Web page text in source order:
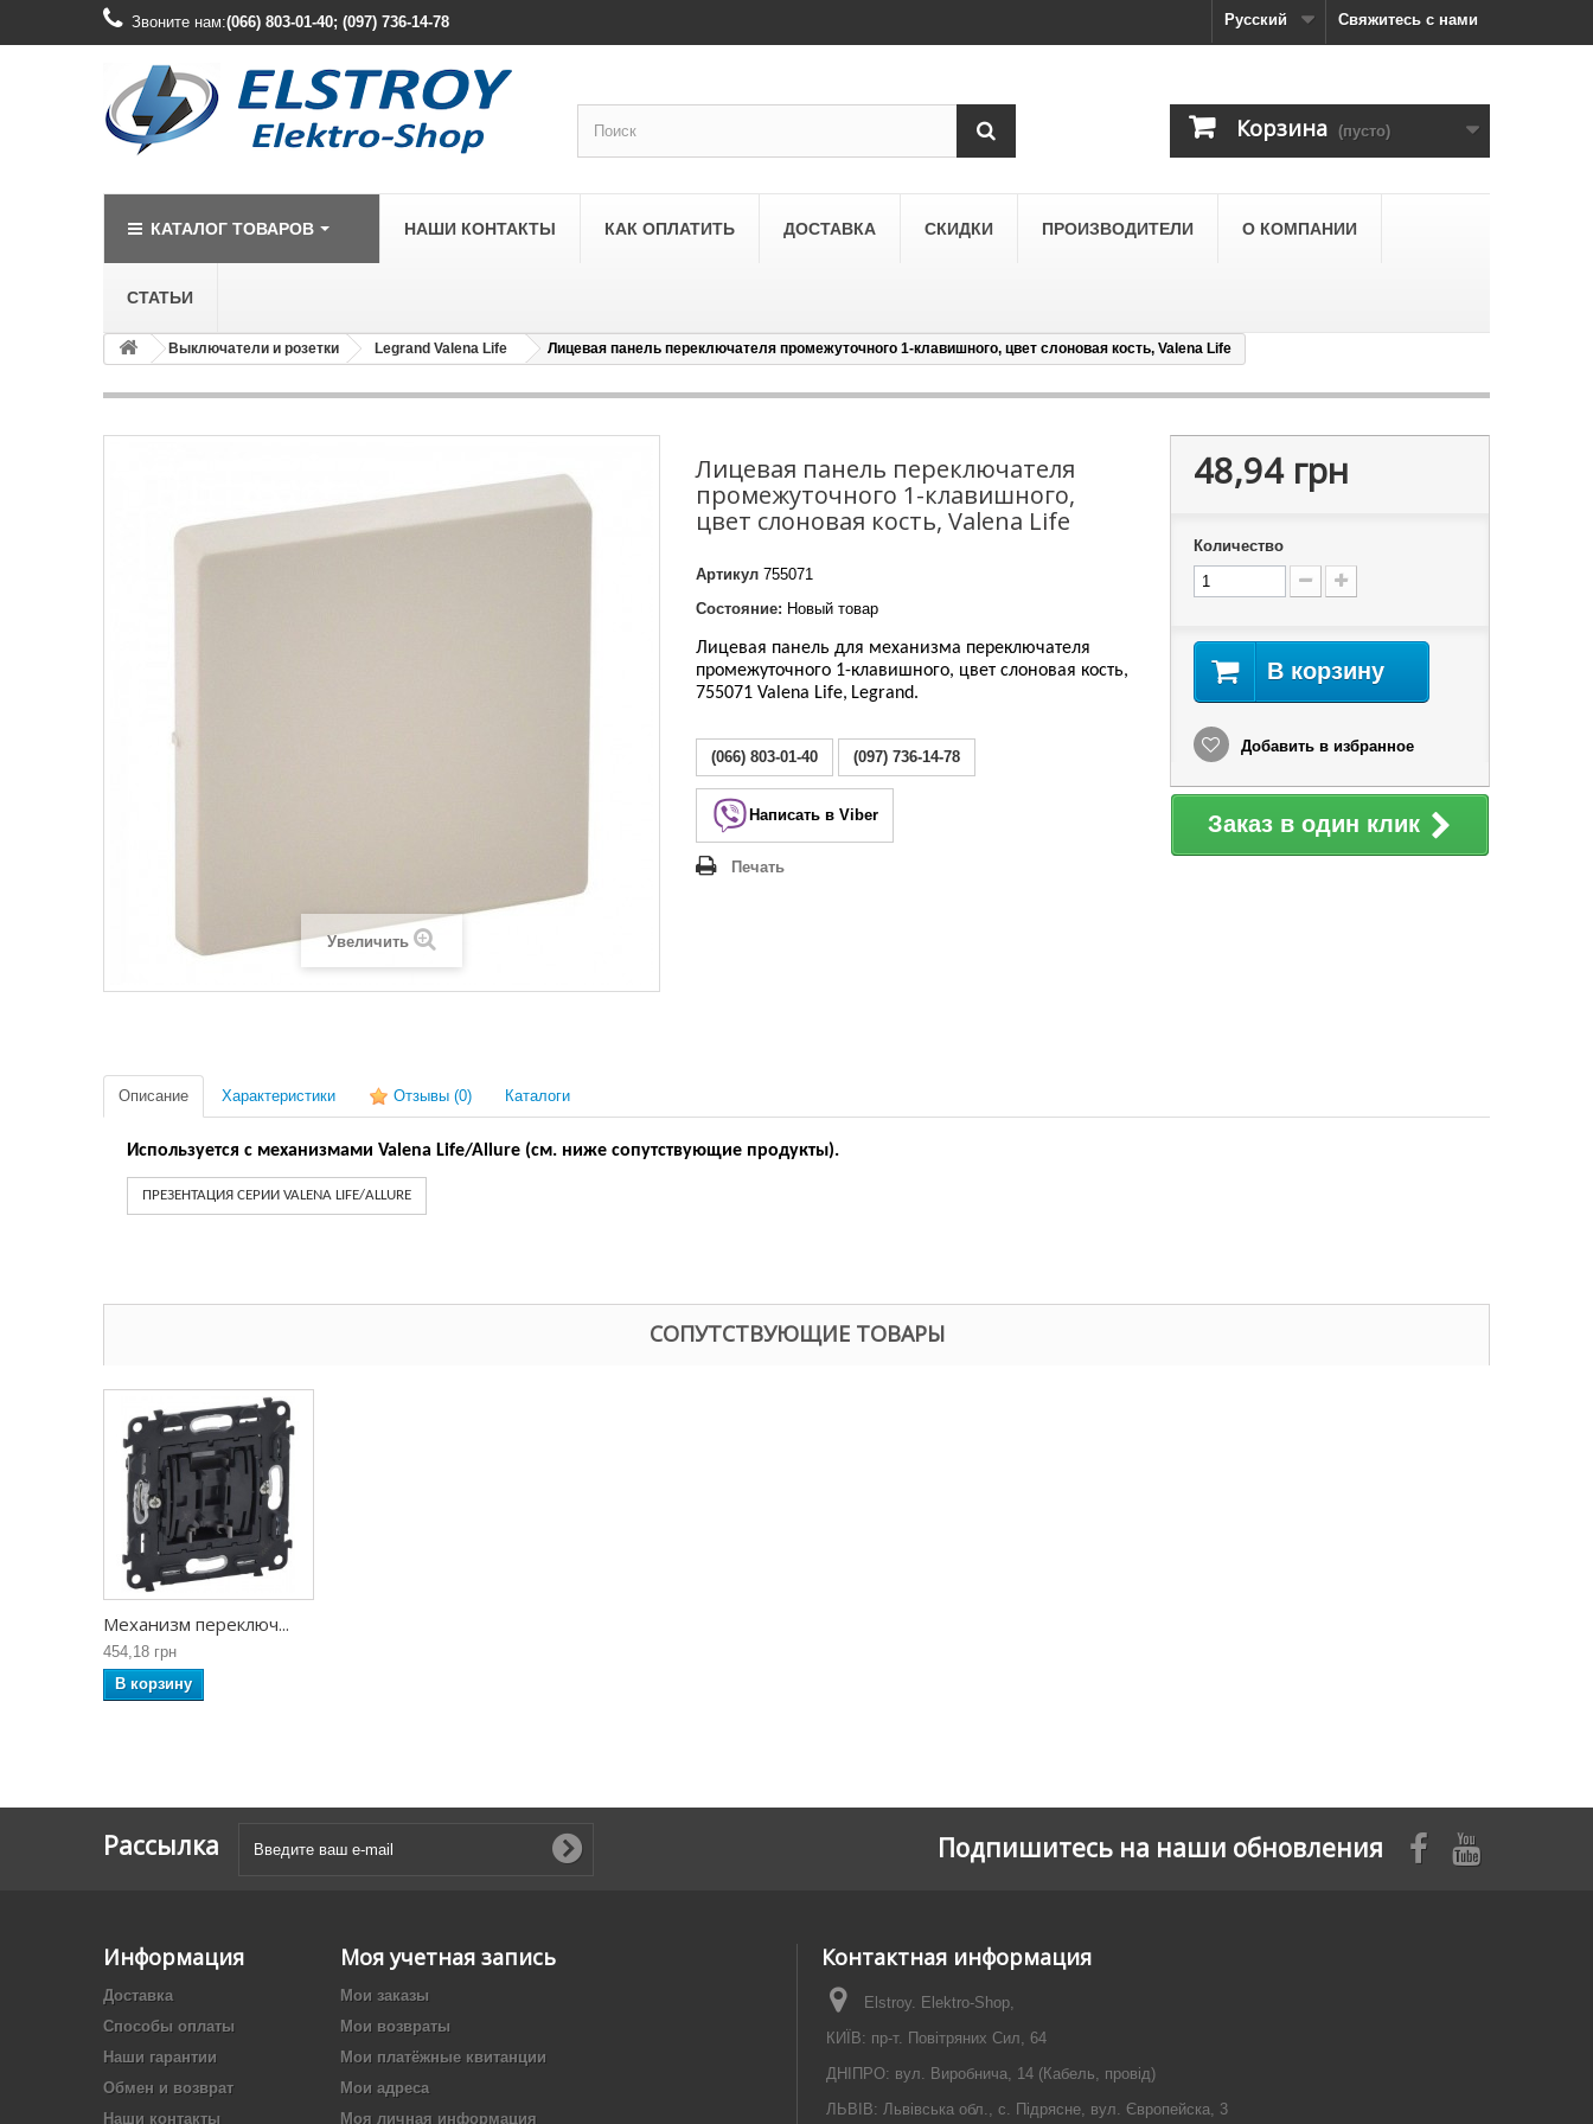
Свяжитесь с нами
Звоните нам:(066) 803-01-40; (097) 736-14-78 Русский
Корзина (пусто)
КАТАЛОГ ТОВАРОВ
LEGRAND
Legrand Etika
Legrand Forix
SCHNEIDER ELECTRIC
LEZARD
НАШИ КОНТАКТЫ КАК ОПЛАТИТЬ ДОСТАВКА СКИДКИ ПРОИЗВОДИТЕЛИ О КОМПАНИИ
СТАТЬИ
Выключатели и розетки Legrand Valena Life Лицевая панель переключателя промежуточного 1-клавишного, цвет слоновая кость, Valena Life
Увеличить
Лицевая панель переключателя
промежуточного 1-клавишного,
цвет слоновая кость, Valena Life
Артикул 755071
Состояние: Новый товар
Лицевая панель для механизма переключателя
промежуточного 1-клавишного, цвет слоновая кость,
755071 Valena Life, Legrand.
(066) 803-01-40 (097) 736-14-78
Написать в Viber
Печать
48,94 грн
Количество
В корзину
Добавить в избранное
Заказ в один клик
Описание Характеристики Отзывы (0) Каталоги
Используется с механизмами Valena Life/Allure (см. ниже сопутствующие продукты).
ПРЕЗЕНТАЦИЯ СЕРИИ VALENA LIFE/ALLURE
СОПУТСТВУЮЩИЕ ТОВАРЫ
Механизм переключ...
454,18 грн
В корзину
Рассылка Подпишитесь на наши обновления
Информация
Доставка
Способы оплаты
Наши гарантии
Обмен и возврат
Наши контакты
Моя учетная запись
Мои заказы
Мои возвраты
Мои платёжные квитанции
Мои адреса
Моя личная информация
Контактная информация
Elstroy. Elektro-Shop,
КИЇВ: пр-т. Повітряних Сил, 64
ДНІПРО: вул. Виробнича, 14 (Кабель, провід)
ЛЬВІВ: Львівська обл., с. Підрясне, вул. Європейска, 3